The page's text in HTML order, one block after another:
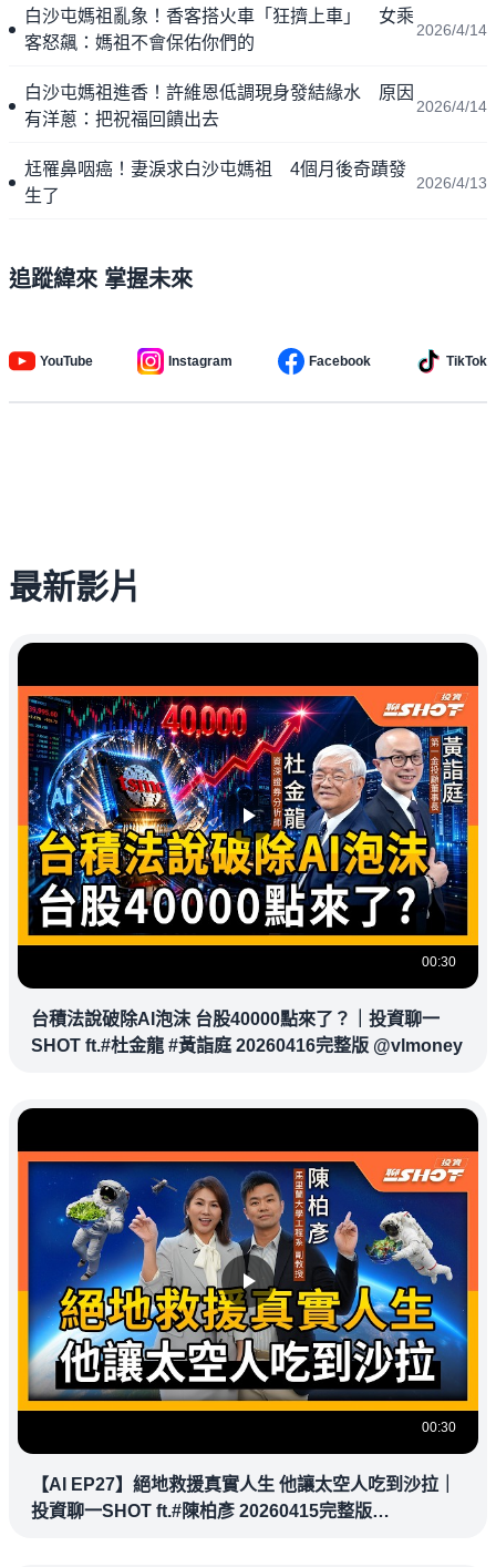
白沙屯媽祖亂象！香客搭火車「狂擠上車」 女乘
客怒飆：媽祖不會保佑你們的
2026/4/14
白沙屯媽祖進香！許維恩低調現身發結緣水 原因
有洋蔥：把祝福回饋出去
2026/4/14
尪罹鼻咽癌！妻淚求白沙屯媽祖 4個月後奇蹟發
生了
2026/4/13
追蹤緯來 掌握未來
YouTube Instagram Facebook TikTok
最新影片
00:30
台積法說破除AI泡沫 台股40000點來了？｜投資聊一
SHOT ft.#杜金龍 #黃詣庭 20260416完整版 @vlmoney
00:30
【AI EP27】絕地救援真實人生 他讓太空人吃到沙拉｜
投資聊一SHOT ft.#陳柏彥 20260415完整版